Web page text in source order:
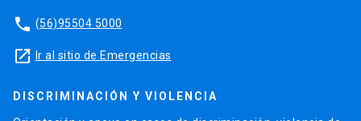
phone (56)95504 5000
launch Ir al sitio de Emergencias
DISCRIMINACIÓN Y VIOLENCIA